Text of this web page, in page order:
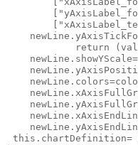
return
this.chartDefinition=